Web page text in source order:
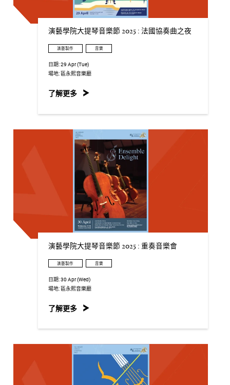
演藝學院大提琴音樂節 2025 : 法國協奏曲之夜
演藝製作 音樂
日期:29 Apr (Tue)
場地:區永熙音樂廳
了解更多
演藝學院大提琴音樂節 2025 : 重奏音樂會
演藝製作 音樂
日期:30 Apr (Wed)
場地:區永熙音樂廳
了解更多